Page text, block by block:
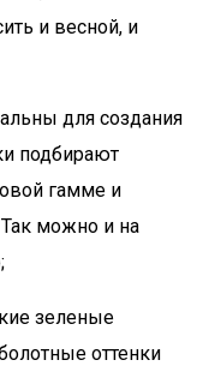
и весной, и
для создания
подбирают
гамме и
можно и на
зеленые
оттенки